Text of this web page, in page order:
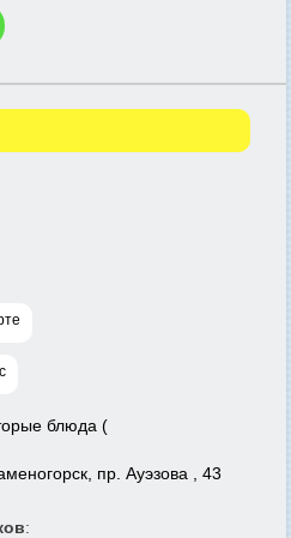
блюда (
пр. Ауэзова , 43
: